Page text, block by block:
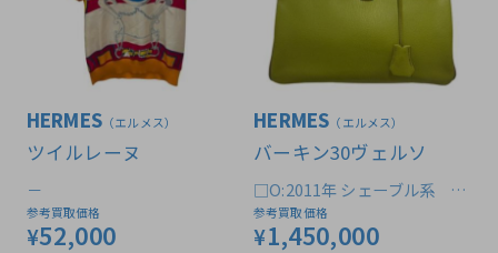
HERMES （エルメス）
ツイルレーヌ
－
参考買取価格
¥52,000
HERMES （エルメス）
バーキン30ヴェルソ
□O:2011年 シェーブル系 パ
ーソナルオーダー品
参考買取価格
¥1,450,000